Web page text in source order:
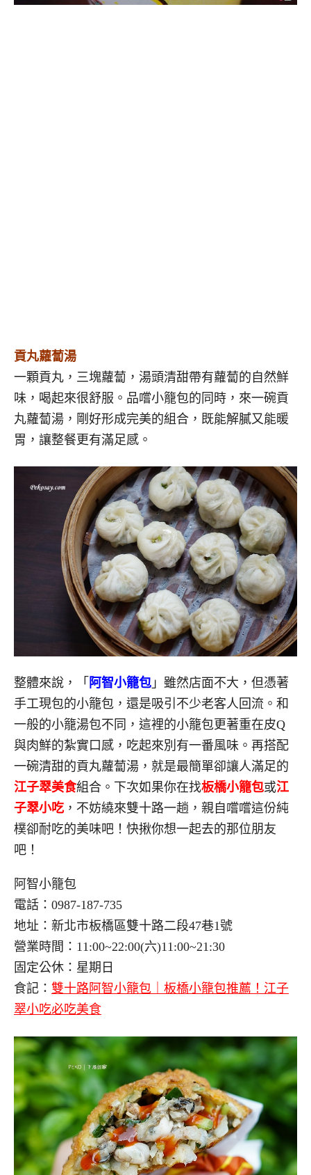
貢丸蘿蔔湯
一顆貢丸，三塊蘿蔔，湯頭清甜帶有蘿蔔的自然鮮
味，喝起來很舒服。品嚐小籠包的同時，來一碗貢
丸蘿蔔湯，剛好形成完美的組合，既能解膩又能暖
胃，讓整餐更有滿足感。
整體來說，「 阿智小籠包 」雖然店面不大，但憑著
手工現包的小籠包，還是吸引不少老客人回流。和
一般的小籠湯包不同，這裡的小籠包更著重在皮Q
與肉鮮的紮實口感，吃起來別有一番風味。再搭配
一碗清甜的貢丸蘿蔔湯，就是最簡單卻讓人滿足的
江子翠美食組合。下次如果你在找板橋小籠包或江
子翠小吃，不妨繞來雙十路一趟，親自嚐嚐這份純
樸卻耐吃的美味吧！快揪你想一起去的那位朋友
吧！
阿智小籠包
電話：0987-187-735
地址：新北市板橋區雙十路二段47巷1號
營業時間：11:00~22:00(六)11:00~21:30
固定公休：星期日
食記： 雙十路阿智小籠包｜板橋小籠包推薦！江子
翠小吃必吃美食